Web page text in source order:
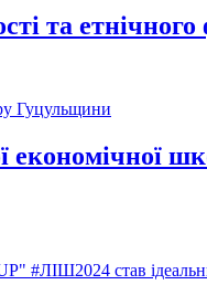
та
Гуцульщини
#ЛІШ2024 став